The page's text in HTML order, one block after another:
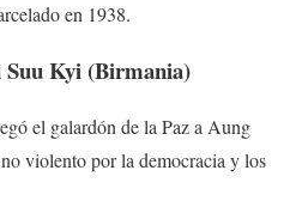
en 1938.
Suu Kyi (Birmania)
el galardón de la Paz a Aung
violento por la democracia y los